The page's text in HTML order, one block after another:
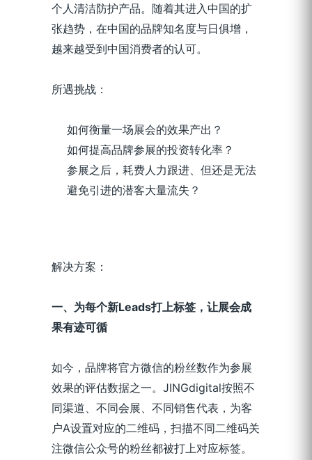
个人清洁防护产品。随着其进入中国的扩
张趋势，在中国的品牌知名度与日俱增，
越来越受到中国消费者的认可。
所遇挑战：
如何衡量一场展会的效果产出？
如何提高品牌参展的投资转化率？
参展之后，耗费人力跟进、但还是无法
避免引进的潜客大量流失？
解决方案：
一、为每个新Leads打上标签，让展会成
果有迹可循
如今，品牌将官方微信的粉丝数作为参展
效果的评估数据之一。JINGdigital按照不
同渠道、不同会展、不同销售代表，为客
户A设置对应的二维码，扫描不同二维码关
注微信公众号的粉丝都被打上对应标签。